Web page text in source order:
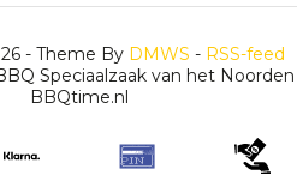
- Theme By DMWS - RSS-feed
Speciaalzaak van het Noorden |
BBQtime.nl